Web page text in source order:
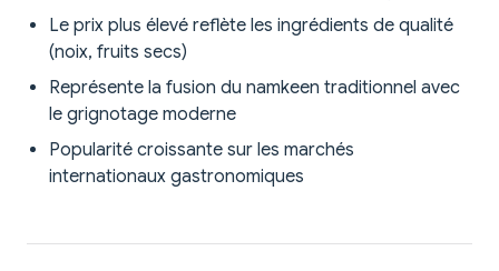
Le prix plus élevé reflète les ingrédients de qualité
(noix, fruits secs)
Représente la fusion du namkeen traditionnel avec
le grignotage moderne
Popularité croissante sur les marchés
internationaux gastronomiques